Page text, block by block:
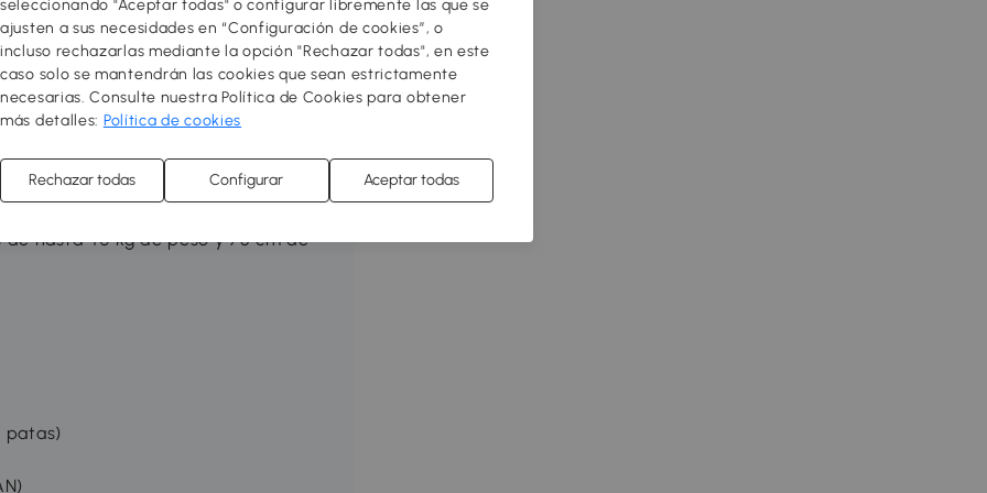
cama para perros para acampar
mascotas
mantiene limpio y se puede lavar a
mantener el espacio seco
tu mascota
hasta 40 kg de peso y 75 cm de
patas)
seleccionando "Aceptar todas" o configurar libremente las que se
ajusten a sus necesidades en “Configuración de cookies”, o
incluso rechazarlas mediante la opción "Rechazar todas", en este
caso solo se mantendrán las cookies que sean estrictamente
necesarias. Consulte nuestra Política de Cookies para obtener
más detalles: Política de cookies
Rechazar todas Configurar Aceptar todas